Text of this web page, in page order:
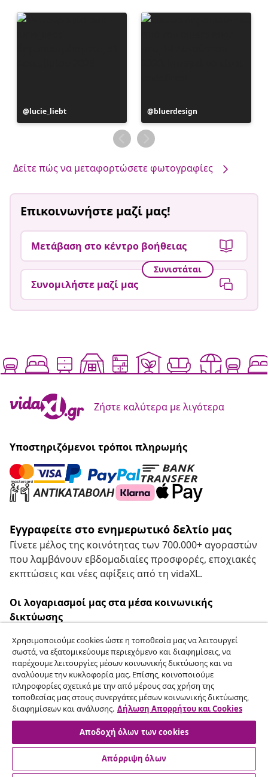
Η
ανάρτηση
lucie_liebt
Η
ανάρτηση
δημοσιεύθηκε
από
bluerdesign
Δείτε πώς να μεταφορτώσετε φωτογραφίες
Επικοινωνήστε μαζί μας!
Μετάβαση στο κέντρο βοήθειας
Συνιστάται
Συνομιλήστε μαζί μας
Ζήστε καλύτερα με λιγότερα
Υποστηριζόμενοι τρόποι πληρωμής
Εγγραφείτε στο ενημερωτικό δελτίο μας
Γίνετε μέλος της κοινότητας των 700.000+ αγοραστών
που λαμβάνουν εβδομαδιαίες προσφορές, εποχιακές
εκπτώσεις και νέες αφίξεις από τη vidaXL.
Οι λογαριασμοί μας στα μέσα κοινωνικής
δικτύωσης
Υπαναχώρηση από τη σύμβαση
Υποβάλετε αίτημα υπαναχώρησης για την
παραγγελία σας.
Υπαναχώρηση από τη σύμβαση
Χρησιμοποιούμε cookies ώστε η τοποθεσία μας να λειτουργεί
σωστά, να εξατομικεύουμε περιεχόμενο και διαφημίσεις, να
παρέχουμε λειτουργίες μέσων κοινωνικής δικτύωσης και να
αναλύουμε την κυκλοφορία μας. Επίσης, κοινοποιούμε
πληροφορίες σχετικά με την από μέρους σας χρήση της
τοποθεσίας μας στους συνεργάτες μέσων κοινωνικής δικτύωσης,
διαφημίσεων και ανάλυσης. Δήλωση Απορρήτου και Cookies
Αποδοχή όλων των cookies
Απόρριψη όλων